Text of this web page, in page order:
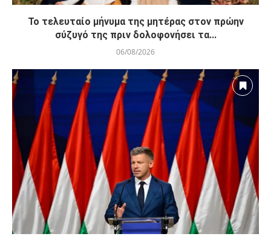
Το τελευταίο μήνυμα της μητέρας στον πρώην
σύζυγό της πριν δολοφονήσει τα...
06/08/2026